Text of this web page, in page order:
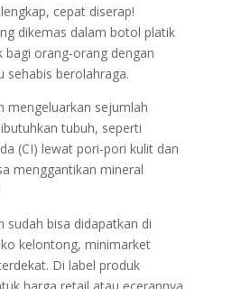
cepat diserap!
dikemas dalam botol platik
bagi orang-orang dengan
sehabis berolahraga.
mengeluarkan sejumlah
tubuh, seperti
(CI) lewat pori-pori kulit dan
menggantikan mineral
sudah bisa didapatkan di
kelontong, minimarket
Di label produk